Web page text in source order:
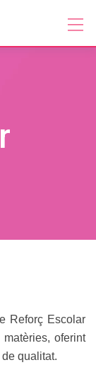
Reforç Escolar
oferint
qualitat.